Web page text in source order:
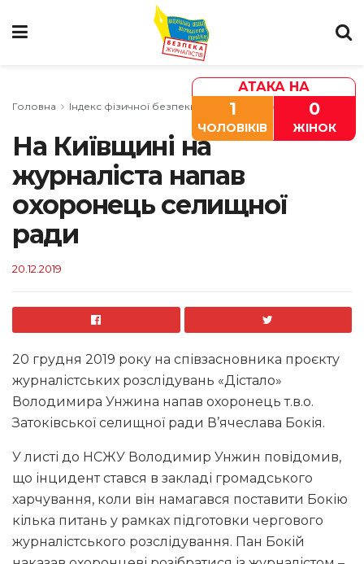
Головна Індекс фізичної безпеки Київ та область
На Київщині на
журналіста напав
охоронець селищної
ради
20.12.2019
АТАКА НА
1
ЧОЛОВІКІВ
0
ЖІНОК
20 грудня 2019 року на співзасновника проєкту
журналістських розслідувань «Дістало»
Володимира Унжина напав охоронець т.в.о.
Затоківської селищної ради В’ячеслава Бокія.
У листі до НСЖУ Володимир Унжин повідомив,
що інцидент стався в закладі громадського
харчування, коли він намагався поставити Бокію
кілька питань у рамках підготовки чергового
журналістського розслідування. Пан Бокій